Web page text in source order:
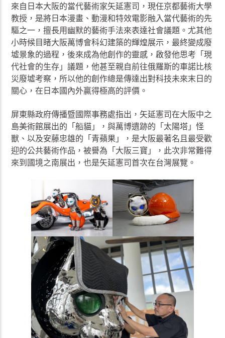
來自日本大阪的當代藝術家矢延憲司，現任京都藝術大學
教授，是將日本漫畫、動漫和特效電影融入當代藝術的先
驅之一，擅長用幽默的藝術手法來表達社會議題。尤其他
小時候目睹大阪萬博會科幻建築的輝煌展示，最終變成廢
墟景象的過程，後來成為他創作的靈感，啟發他思考「現
代社會的生存」議題，他甚至親自前往俄羅斯的車諾比核
災廢墟考察，所以他的創作總是傳達出對科技未來末日的
關心，在日本國內外贏得極高的評價。
屏東縣政府傳播暨國際事務處指出，矢延憲司在大阪中之
島美術館展出的「船貓」，與萬博遺跡的「太陽塔」怪
獸、以及安藤忠雄的「青蘋果」，是大阪最著名且最受歡
迎的公共藝術作品，被譽為「大阪三寶」，此次非常難得
來到國境之南展出，也是矢延憲司首次在台灣展覽。